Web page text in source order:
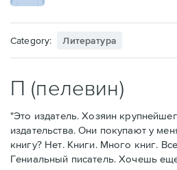
Category: Литература
П (пелевин)
"Это издатель. Хозяин
издательства. Они покупают у
книгу? Нет. Книги. Много книг.
Гениальный писатель. Хочешь